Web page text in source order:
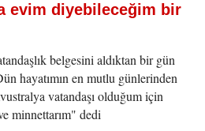
evim diyebileceğim bir
belgesini aldıktan bir gün
hayatımın en mutlu günlerinden
vatandaşı olduğum için
minnettarım" dedi